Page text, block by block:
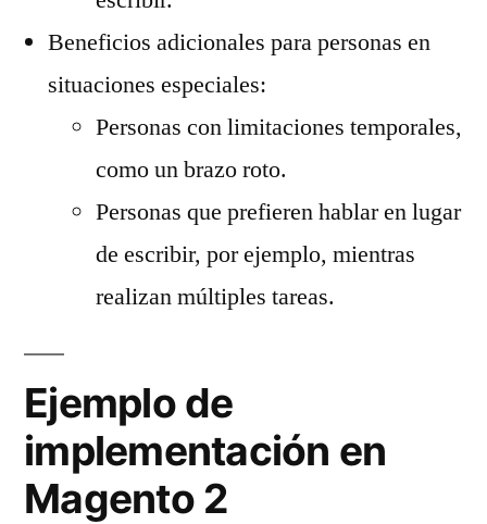
Beneficios adicionales para personas en
situaciones especiales:
Personas con limitaciones temporales,
como un brazo roto.
Personas que prefieren hablar en lugar
de escribir, por ejemplo, mientras
realizan múltiples tareas.
Ejemplo de
implementación en
Magento 2